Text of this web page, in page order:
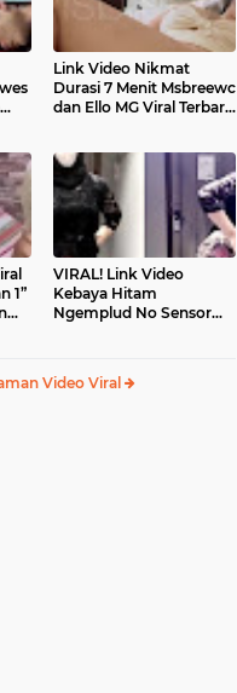
Link Video Nikmat
Durasi 7 Menit Msbreewc
dan Ello MG Viral Terbaru
1”
VIRAL! Link Video
Kebaya Hitam
Ngemplud No Sensor
Video Viral